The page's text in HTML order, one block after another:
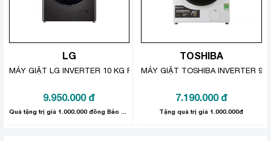
LG
MÁY GIẶT LG INVERTER 10 KG FV1410S3B
9.950.000 đ
TOSHIBA
MÁY GIẶT TOSHIBA INVERTER
7.190.000 đ
Tặng quà trị giá 1.000.000đ